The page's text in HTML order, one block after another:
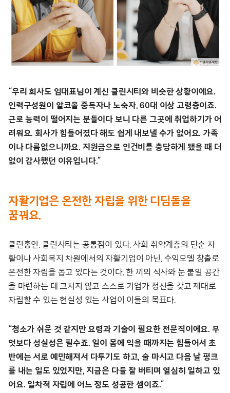
“우리 회사도 임대표님이 계신 클린시티와 비슷한 상황이에요.
인력구성원이 알코올 중독자나 노숙자, 60대 이상 고령층이죠.
근로 능력이 떨어지는 분들이다 보니 다른 그곳에 취업하기가 어
려워요. 회사가 힘들어졌다 해도 쉽게 내보낼 수가 없어요. 가족
이나 다름없으니까요. 지원금으로 인건비를 충당하게 됐을 때 더
없이 감사했던 이유입니다.”
자활기업은 온전한 자립을 위한 디딤돌을
꿈꿔요.
클린홍인, 클린시티는 공통점이 있다. 사회 취약계층의 단순 자
활이나 사회복지 차원에서의 자활기업이 아닌, 수익모델 창출로
온전한 자립을 돕고 있다는 것이다. 한 끼의 식사와 눈 붙일 공간
을 마련하는 데 그치지 않고 스스로 기업가 정신을 갖고 제대로
자립할 수 있는 현실성 있는 사업이 이들의 목표다.
“청소가 쉬운 것 같지만 요령과 기술이 필요한 전문직이에요. 무
엇보다 성실성은 필수죠. 일이 몸에 익을 때까지는 힘들어서 초
반에는 서로 예민해져서 다투기도 하고, 술 마시고 다음 날 펑크
를 내는 일도 있었지만, 지금은 다들 잘 버티며 열심히 일하고 있
어요. 일차적 자립에 어느 정도 성공한 셈이죠.”